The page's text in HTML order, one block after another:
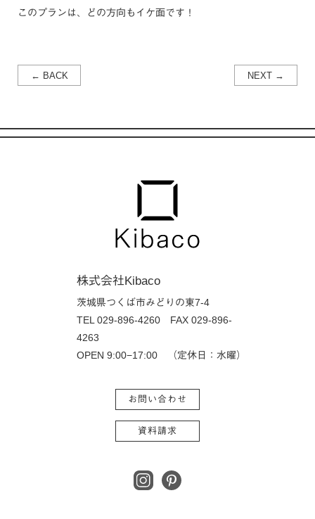
このプランは、どの方向もイケ面です！
← BACK NEXT →
株式会社Kibaco
茨城県つくば市みどりの東7-4
TEL 029-896-4260 FAX 029-896-
4263
OPEN 9:00−17:00 （定休日：水曜）
お問い合わせ
資料請求